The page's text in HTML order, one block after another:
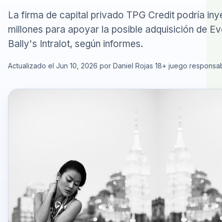
La firma de capital privado TPG Credit podría
millones para apoyar la posible adquisición de
Bally's Intralot, según informes.
Actualizado el Jun 10, 2026 por Daniel Rojas 18+ juego